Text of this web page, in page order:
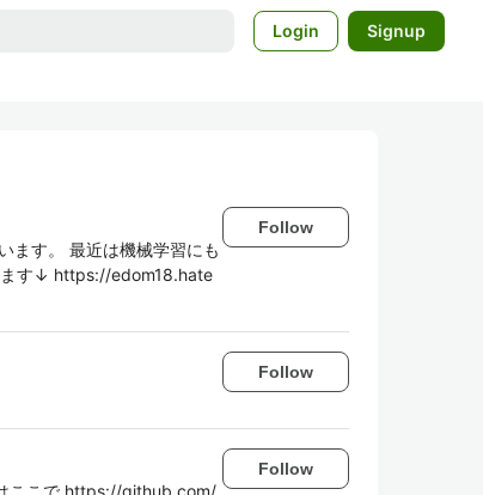
Login Signup
ます。 最近は機械学習にも
ます↓ https://edom18.hate
Follow
Follow
ここで https://github.com/
Follow